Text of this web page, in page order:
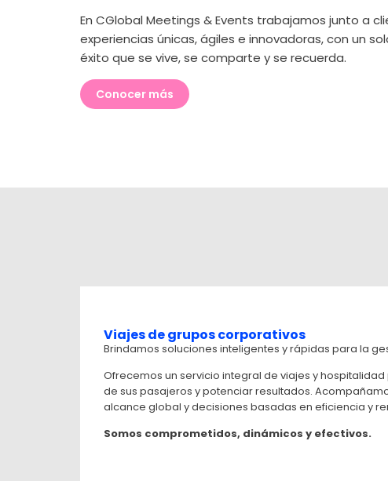
En CGlobal Meetings & Events trabajamos junto a
experiencias únicas, ágiles e innovadoras, con un
éxito que se vive, se comparte y se recuerda.
Conocer más
Viajes de grupos corporativos
Brindamos soluciones inteligentes y rápidas para la
Ofrecemos un servicio integral de viajes y
de sus pasajeros y potenciar resultados.
alcance global y decisiones basadas en eficiencia y
Somos comprometidos, dinámicos y efectivos.